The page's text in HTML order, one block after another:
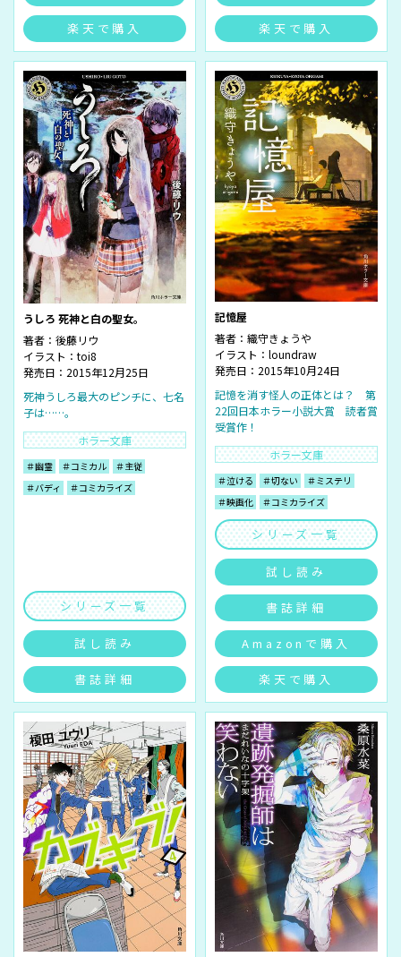
楽天で購入 楽天で購入
うしろ 死神と白の聖女。
著者： 後藤リウ
イラスト：toi8
発売日：2015年12月25日
死神うしろ最大のピンチに、七名
子は……。
ホラー文庫
＃幽霊 ＃コミカル
＃主従
＃バディ
＃コミカライズ
シリーズ一覧
試し読み
書誌詳細
記憶屋
著者： 織守きょうや
イラスト： loundraw
発売日：2015年10月24日
記憶を消す怪人の正体とは？ 第
22回日本ホラー小説大賞 読者賞
受賞作！
ホラー文庫
＃泣ける ＃切ない
＃ミステリ
＃映画化
＃コミカライズ
シリーズ一覧
試し読み
書誌詳細
Amazonで購入
楽天で購入